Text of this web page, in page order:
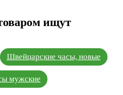
ищут
Швейцарские часы, новые
мужские